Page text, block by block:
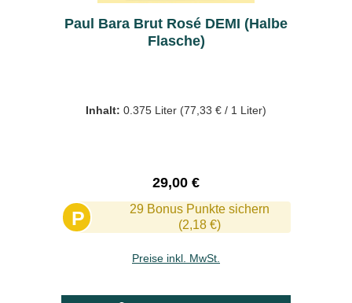
Paul Bara Brut Rosé DEMI (Halbe
Flasche)
Inhalt: 0.375 Liter (77,33 € / 1 Liter)
Regulärer Preis:
29,00 €
P
29 Bonus Punkte sichern
(2,18 €)
Preise inkl. MwSt.